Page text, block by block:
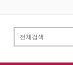
축하드립니다 !